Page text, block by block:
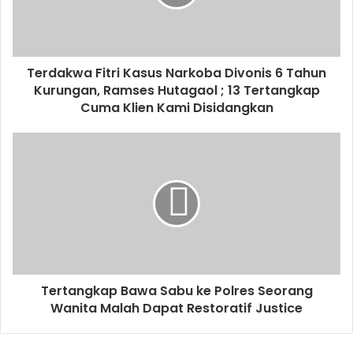
Terdakwa Fitri Kasus Narkoba Divonis 6 Tahun
Kurungan, Ramses Hutagaol ; 13 Tertangkap
Cuma Klien Kami Disidangkan
Tertangkap Bawa Sabu ke Polres Seorang
Wanita Malah Dapat Restoratif Justice